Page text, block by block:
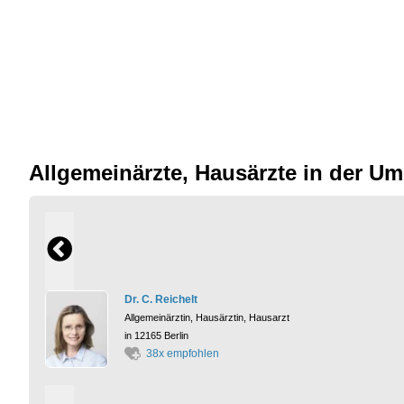
Allgemeinärzte, Hausärzte in der
Dr. C. Reichelt
Allgemeinärztin, Hausärztin, Hausarzt
in 12165 Berlin
38x empfohlen